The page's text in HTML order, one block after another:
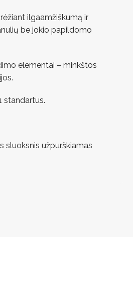
ilgaamžiškumą ir
be jokio papildomo
elementai – minkštos
standartus.
sluoksnis užpurškiamas